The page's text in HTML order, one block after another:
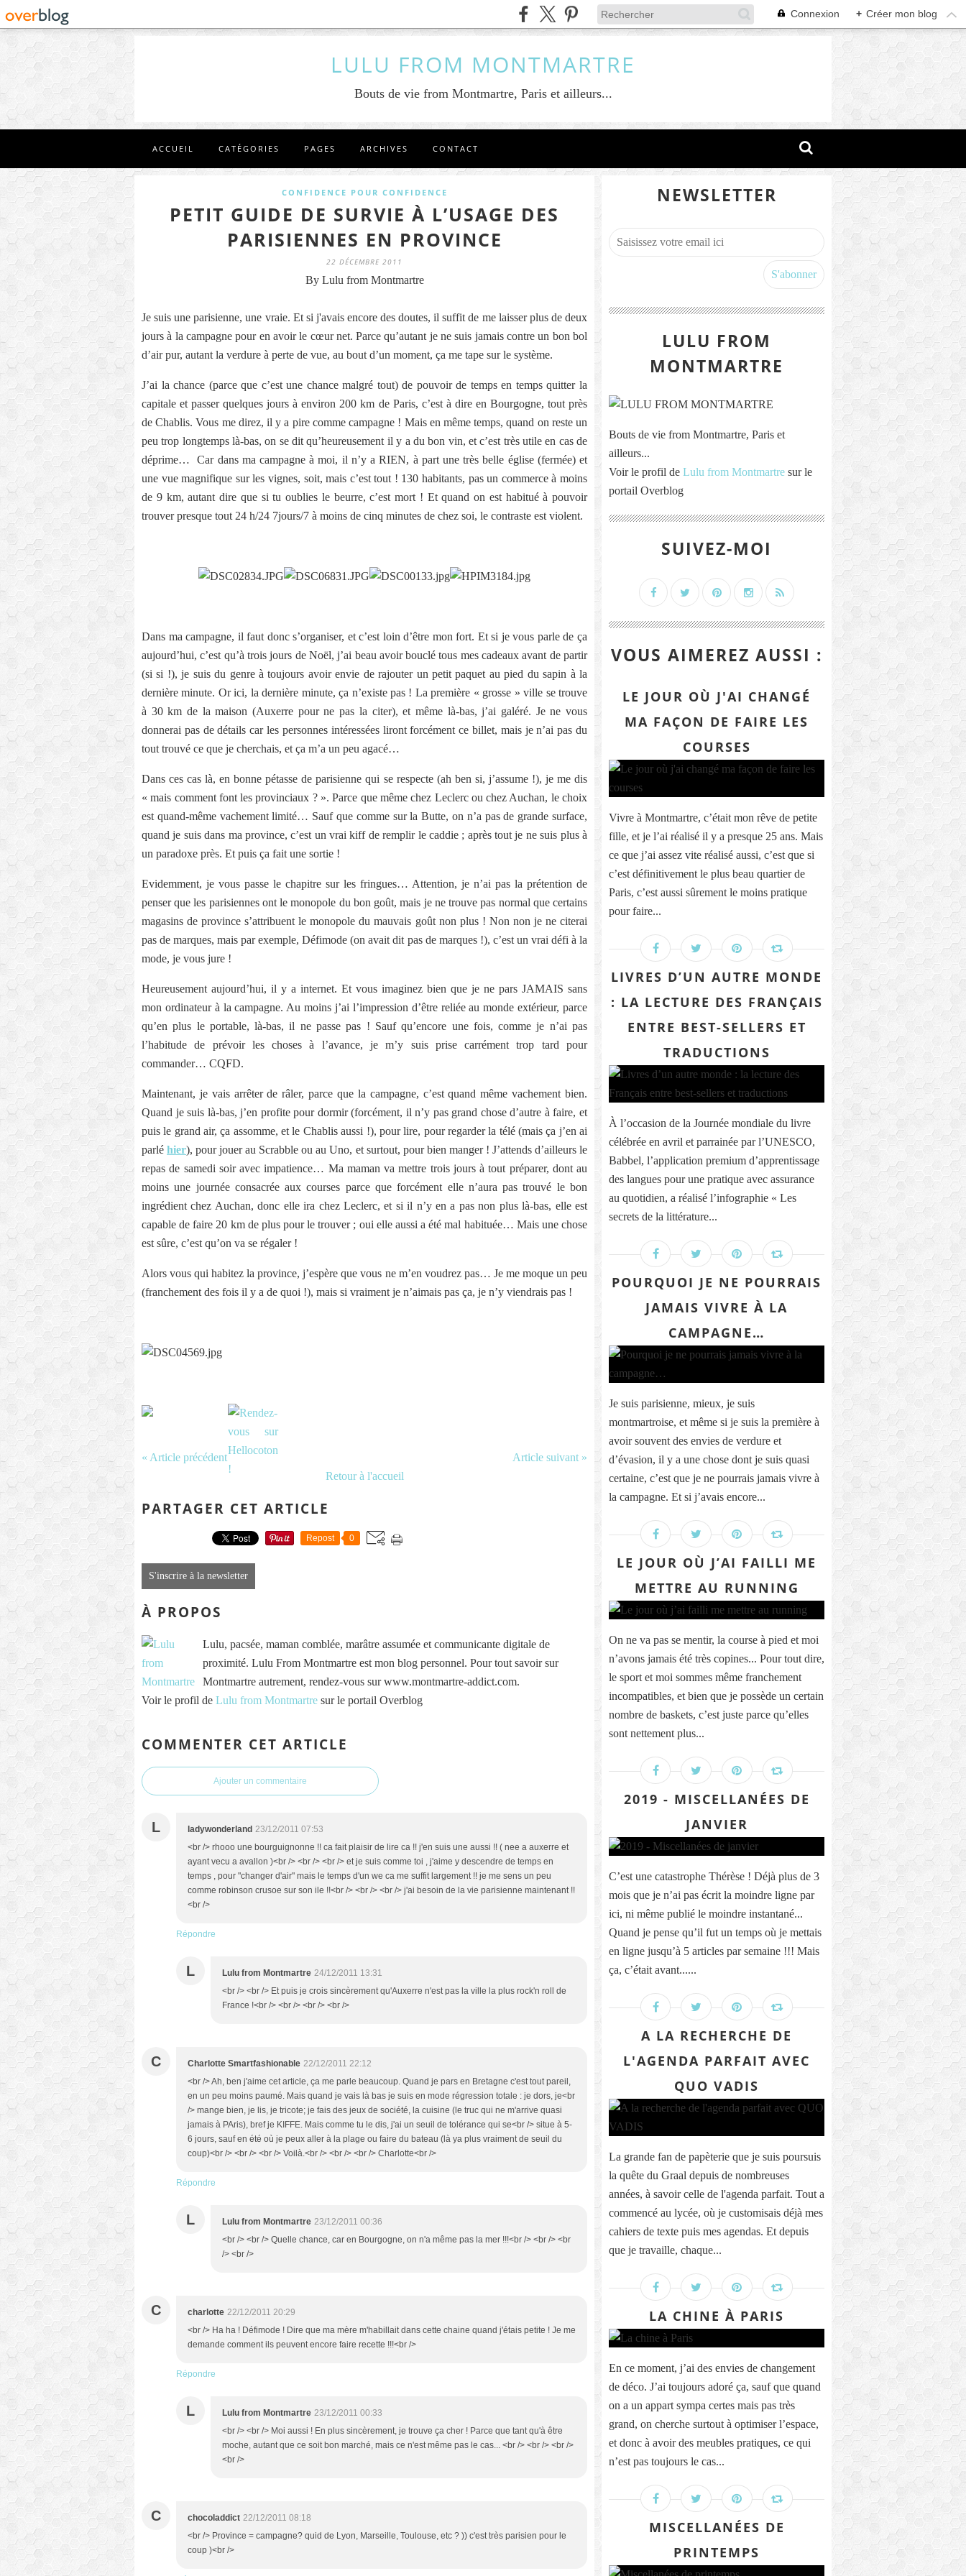
Connexion + Créer mon blog
LULU FROM MONTMARTRE
Bouts de vie from Montmartre, Paris et ailleurs...
ACCUEIL CATÉGORIES PAGES ARCHIVES CONTACT
CONFIDENCE POUR CONFIDENCE
PETIT GUIDE DE SURVIE À L’USAGE DES
PARISIENNES EN PROVINCE
22 DÉCEMBRE 2011
By Lulu from Montmartre
Je suis une parisienne, une vraie. Et si j'avais encore des doutes, il suffit de me laisser plus de deux
jours à la campagne pour en avoir le cœur net. Parce qu’autant je ne suis jamais contre un bon bol
d’air pur, autant la verdure à perte de vue, au bout d’un moment, ça me tape sur le système.
J’ai la chance (parce que c’est une chance malgré tout) de pouvoir de temps en temps quitter la
capitale et passer quelques jours à environ 200 km de Paris, c’est à dire en Bourgogne, tout près
de Chablis. Vous me direz, il y a pire comme campagne ! Mais en même temps, quand on reste un
peu trop longtemps là-bas, on se dit qu’heureusement il y a du bon vin, et c’est très utile en cas de
déprime…
Car dans ma campagne à moi, il n’y a RIEN, à part une très belle église (fermée) et
une vue magnifique sur les vignes, soit, mais c’est tout ! 130 habitants, pas un commerce à moins
de 9 km, autant dire que si tu oublies le beurre, c’est mort ! Et quand on est habitué à pouvoir
trouver presque tout 24 h/24 7jours/7 à moins de cinq minutes de chez soi, le contraste est violent.
Dans ma campagne, il faut donc s’organiser, et c’est loin d’être mon fort. Et si je vous parle de ça
aujourd’hui, c’est qu’à trois jours de Noël, j’ai beau avoir bouclé tous mes cadeaux avant de partir
(si si !), je suis du genre à toujours avoir envie de rajouter un petit paquet au pied du sapin à la
dernière minute. Or ici, la dernière minute, ça n’existe pas ! La première « grosse » ville se trouve
à 30 km de la maison (Auxerre pour ne pas la citer), et même là-bas, j’ai galéré. Je ne vous
donnerai pas de détails car les personnes intéressées liront forcément ce billet, mais je n’ai pas du
tout trouvé ce que je cherchais, et ça m’a un peu agacé…
Dans ces cas là, en bonne pétasse de parisienne qui se respecte (ah ben si, j’assume !), je me dis
« mais comment font les provinciaux ? ». Parce que même chez Leclerc ou chez Auchan, le choix
est quand-même vachement limité… Sauf que comme sur la Butte, on n’a pas de grande surface,
quand je suis dans ma province, c’est un vrai kiff de remplir le caddie ; après tout je ne suis plus à
un paradoxe près. Et puis ça fait une sortie !
Evidemment, je vous passe le chapitre sur les fringues… Attention, je n’ai pas la prétention de
penser que les parisiennes ont le monopole du bon goût, mais je ne trouve pas normal que certains
magasins de province s’attribuent le monopole du mauvais goût non plus ! Non non je ne citerai
pas de marques, mais par exemple, Défimode (on avait dit pas de marques !), c’est un vrai défi à la
mode, je vous jure !
Heureusement aujourd’hui, il y a internet. Et vous imaginez bien que je ne pars JAMAIS sans
mon ordinateur à la campagne. Au moins j’ai l’impression d’être reliée au monde extérieur, parce
qu’en plus le portable, là-bas, il ne passe pas ! Sauf qu’encore une fois, comme je n’ai pas
l’habitude de prévoir les choses à l’avance, je m’y suis prise carrément trop tard pour
commander… CQFD.
Maintenant, je vais arrêter de râler, parce que la campagne, c’est quand même vachement bien.
Quand je suis là-bas, j’en profite pour dormir (forcément, il n’y pas grand chose d’autre à faire, et
puis le grand air, ça assomme, et le Chablis aussi !), pour lire, pour regarder la télé (mais ça j’en ai
parléhier), pour jouer au Scrabble ou au Uno, et surtout, pour bien manger ! J’attends d’ailleurs le
repas de samedi soir avec impatience… Ma maman va mettre trois jours à tout préparer, dont au
moins une journée consacrée aux courses parce que forcément elle n’aura pas trouvé le bon
ingrédient chez Auchan, donc elle ira chez Leclerc, et si il n’y en a pas non plus là-bas, elle est
capable de faire 20 km de plus pour le trouver ; oui elle aussi a été mal habituée… Mais une chose
est sûre, c’est qu’on va se régaler !
Alors vous qui habitez la province, j’espère que vous ne m’en voudrez pas… Je me moque un peu
(franchement des fois il y a de quoi !), mais si vraiment je n’aimais pas ça, je n’y viendrais pas !
« Article précédent
Article suivant »
Retour à l'accueil
PARTAGER CET ARTICLE
Repost 0
S'inscrire à la newsletter
À PROPOS
Lulu, pacsée, maman comblée, marâtre assumée et communicante digitale de
proximité. Lulu From Montmartre est mon blog personnel. Pour tout savoir sur
Montmartre autrement, rendez-vous sur www.montmartre-addict.com.
Voir le profil de Lulu from Montmartre sur le portail Overblog
COMMENTER CET ARTICLE
Ajouter un commentaire
L ladywonderland 23/12/2011 07:53
<br /> rhooo une bourguignonne !! ca fait plaisir de lire ca !! j'en suis une aussi !! ( nee a auxerre et
ayant vecu a avallon )<br /> <br /> <br /> et je suis comme toi , j'aime y descendre de temps en
temps , pour "changer d'air" mais le temps d'un we ca me suffit largement !! je me sens un peu
comme robinson crusoe sur son ile !!<br /> <br /> <br /> j'ai besoin de la vie parisienne maintenant !!
<br />
Répondre
L Lulu from Montmartre 24/12/2011 13:31
<br /> <br /> Et puis je crois sincèrement qu'Auxerre n'est pas la ville la plus rock'n roll de
France !<br /> <br /> <br /> <br />
C Charlotte Smartfashionable 22/12/2011 22:12
<br /> Ah, ben j'aime cet article, ça me parle beaucoup. Quand je pars en Bretagne c'est tout pareil,
en un peu moins paumé. Mais quand je vais là bas je suis en mode régression totale : je dors, je<br
/> mange bien, je lis, je tricote; je fais des jeux de société, la cuisine (le truc qui ne m'arrive quasi
jamais à PAris), bref je KIFFE. Mais comme tu le dis, j'ai un seuil de tolérance qui se<br /> situe à 5-
6 jours, sauf en été où je peux aller à la plage ou faire du bateau (là ya plus vraiment de seuil du
coup)<br /> <br /> <br /> Voilà.<br /> <br /> <br /> Charlotte<br />
Répondre
L Lulu from Montmartre 23/12/2011 00:36
<br /> <br /> Quelle chance, car en Bourgogne, on n'a même pas la mer !!!<br /> <br /> <br
/> <br />
C charlotte 22/12/2011 20:29
<br /> Ha ha ! Défimode ! Dire que ma mère m'habillait dans cette chaine quand j'étais petite ! Je me
demande comment ils peuvent encore faire recette !!!<br />
Répondre
L Lulu from Montmartre 23/12/2011 00:33
<br /> <br /> Moi aussi ! En plus sincèrement, je trouve ça cher ! Parce que tant qu'à être
moche, autant que ce soit bon marché, mais ce n'est même pas le cas... <br /> <br /> <br />
<br />
C chocoladdict 22/12/2011 08:18
<br /> Province = campagne? quid de Lyon, Marseille, Toulouse, etc ? )) c'est très parisien pour le
coup )<br />
NEWSLETTER
LULU FROM
MONTMARTRE
Bouts de vie from Montmartre, Paris et
ailleurs...
Voir le profil de Lulu from Montmartre sur le
portail Overblog
SUIVEZ-MOI
VOUS AIMEREZ AUSSI :
LE JOUR OÙ J'AI CHANGÉ
MA FAÇON DE FAIRE LES
COURSES
Vivre à Montmartre, c’était mon rêve de petite
fille, et je l’ai réalisé il y a presque 25 ans. Mais
ce que j’ai assez vite réalisé aussi, c’est que si
c’est définitivement le plus beau quartier de
Paris, c’est aussi sûrement le moins pratique
pour faire...
LIVRES D’UN AUTRE MONDE
: LA LECTURE DES FRANÇAIS
ENTRE BEST-SELLERS ET
TRADUCTIONS
À l’occasion de la Journée mondiale du livre
célébrée en avril et parrainée par l’UNESCO,
Babbel, l’application premium d’apprentissage
des langues pour une pratique avec assurance
au quotidien, a réalisé l’infographie « Les
secrets de la littérature...
POURQUOI JE NE POURRAIS
JAMAIS VIVRE À LA
CAMPAGNE…
Je suis parisienne, mieux, je suis
montmartroise, et même si je suis la première à
avoir souvent des envies de verdure et
d’évasion, il y a une chose dont je suis quasi
certaine, c’est que je ne pourrais jamais vivre à
la campagne. Et si j’avais encore...
LE JOUR OÙ J’AI FAILLI ME
METTRE AU RUNNING
On ne va pas se mentir, la course à pied et moi
n’avons jamais été très copines... Pour tout dire,
le sport et moi sommes même franchement
incompatibles, et bien que je possède un certain
nombre de baskets, c’est juste parce qu’elles
sont nettement plus...
2019 - MISCELLANÉES DE
JANVIER
C’est une catastrophe Thérèse ! Déjà plus de 3
mois que je n’ai pas écrit la moindre ligne par
ici, ni même publié le moindre instantané...
Quand je pense qu’il fut un temps où je mettais
en ligne jusqu’à 5 articles par semaine !!! Mais
ça, c’était avant......
A LA RECHERCHE DE
L'AGENDA PARFAIT AVEC
QUO VADIS
La grande fan de papèterie que je suis poursuis
la quête du Graal depuis de nombreuses
années, à savoir celle de l'agenda parfait. Tout a
commencé au lycée, où je customisais déjà mes
cahiers de texte puis mes agendas. Et depuis
que je travaille, chaque...
LA CHINE À PARIS
En ce moment, j’ai des envies de changement
de déco. J’ai toujours adoré ça, sauf que quand
on a un appart sympa certes mais pas très
grand, on cherche surtout à optimiser l’espace,
et donc à avoir des meubles pratiques, ce qui
n’est pas toujours le cas...
MISCELLANÉES DE
PRINTEMPS